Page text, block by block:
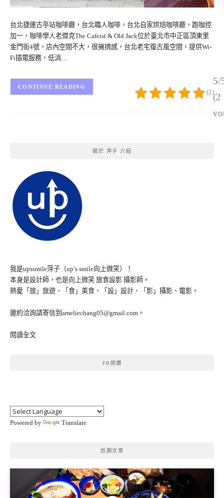
台北捷運古亭站咖啡廳，台北職人咖啡，台北自家烘焙咖啡廳，跑咖控
加一，咖啡學人老傑克The Cafeist & Old Jack位於臺北市中正區頂東里
金門街4號，店內空間不大，很擁擠感，台北老宅復古風空間，提供Wi-
Fi插電服務，低消…
5/
(2
(2)
CONTINUE READING
關於 萍子 介紹
我是upssmile萍子（up’s smile向上微笑）！
本身是設計師，也是向上微笑 旅食設影 攝影師。
熱愛「旅」旅遊、「食」美食、「設」設計、「影」攝影、電影。
邀約洽詢請寄信到ameliechang05@gmail.com。
閱讀全文
FB按讚
Powered by Translate
近期文章